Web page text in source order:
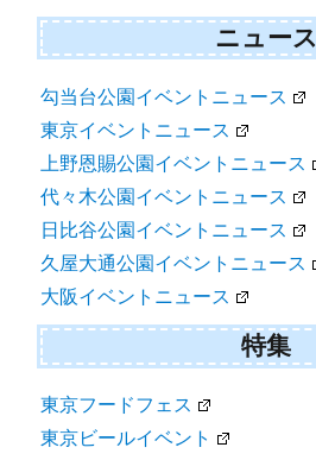
ニュース
勾当台公園イベントニュース
東京イベントニュース
上野恩賜公園イベントニュース
代々木公園イベントニュース
日比谷公園イベントニュース
久屋大通公園イベントニュース
大阪イベントニュース
特集
東京フードフェス
東京ビールイベント